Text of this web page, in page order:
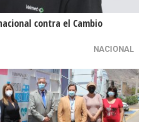
contra el Cambio
NACIONAL